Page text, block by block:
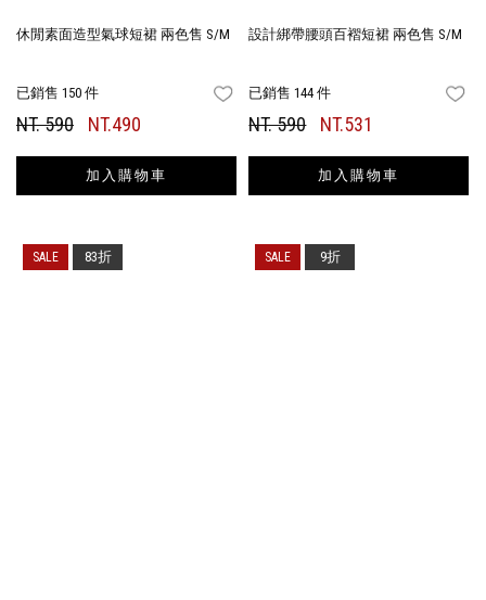
休閒素面造型氣球短裙 兩色售 S/M
已銷售 150 件 FAVORITES
NT. 590 NT.490
加入購物車
設計綁帶腰頭百褶短裙 兩色售 S/M
已銷售 144 件
NT. 590 NT.531
加入購物車
83折 9折